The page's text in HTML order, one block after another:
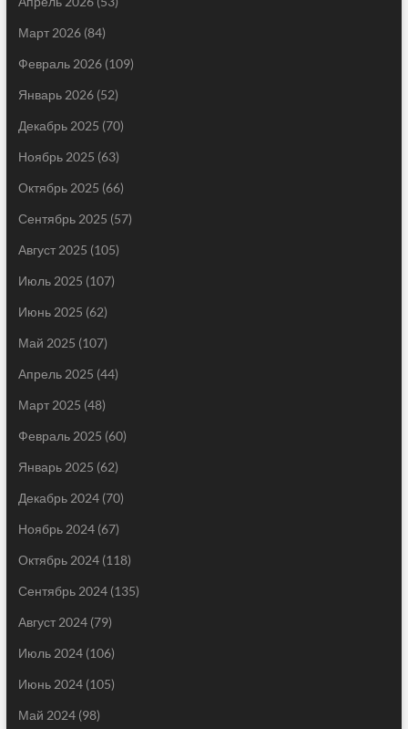
Март 2026(84)
Февраль 2026(109)
Январь 2026(52)
Декабрь 2025 (70)
Ноябрь 2025 (63)
Октябрь 2025 (66)
Сентябрь 2025 (57)
Август 2025 (105)
Июль 2025 (107)
Июнь 2025 (62)
Май 2025 (107)
Апрель 2025 (44)
Март 2025 (48)
Февраль 2025 (60)
Январь 2025 (62)
Декабрь 2024(70)
Ноябрь 2024(67)
Октябрь 2024(118)
Сентябрь 2024(135)
Август 2024(79)
Июль 2024(106)
Июнь 2024(105)
Май 2024(98)